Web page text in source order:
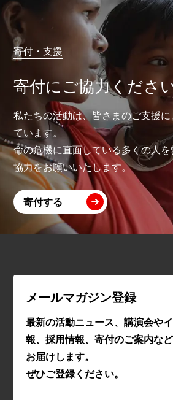
寄付・支援
寄付にご協力くださ
私たちの活動は、皆さまのご支援
ています。
命の危機に直面している多くの人
協力をお願いいたします。
寄付する
メールマガジン登録
最新の活動ニュース、講演会や
報、採用情報、寄付のご案内な
お届けします。
ぜひご登録ください。